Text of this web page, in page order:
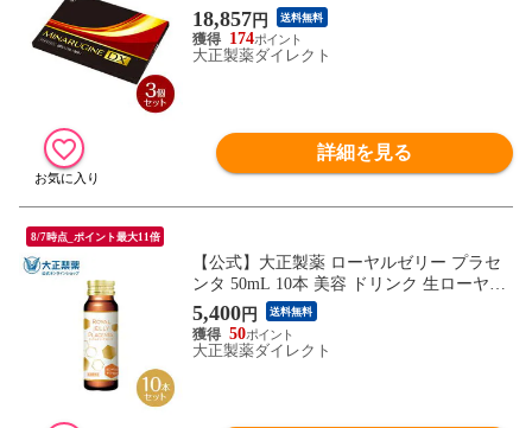
カ 亜鉛 すっぽん 栄養機能食品 妊活 妊活
サプリ
18,857円 送料無料
174
大正製薬ダイレクト
詳細を見る
8/7時点_ポイント最大11倍
【公式】大正製薬 ローヤルゼリー プラセ
ンタ 50mL 10本 美容 ドリンク 生ローヤル
ゼリー プラセンタ200mg 女性にうれしい
成分を贅沢配合 ハリツヤ甦る 集中美容ド
リンク ノンカフェイン 栄養ドリンク ドリ
5,400円 送料無料
50
大正製薬ダイレクト